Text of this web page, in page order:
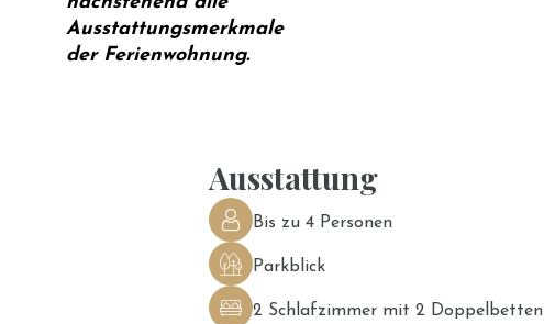
Ausstattungsmerkmale
der Ferienwohnung.
Ausstattung
Bis zu 4 Personen
Parkblick
2 Schlafzimmer mit 2 Doppelbetten